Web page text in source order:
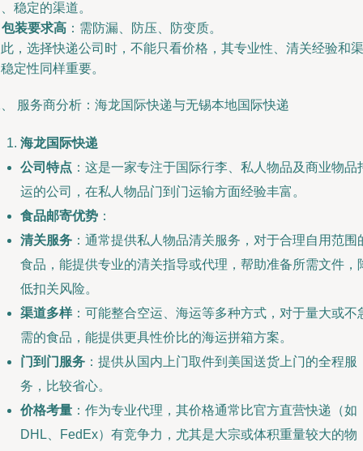
稳定的渠道。
包装要求高 ：需防漏、防压、防变质。
，选择快递公司时，不能只看价格，其专业性、清关经验和渠
定性同样重要。
服务商分析：海龙国际快递与无锡本地国际快递
海龙国际快递
公司特点 ：这是一家专注于国际行李、私人物品及商业物品
运的公司，在私人物品门到门运输方面经验丰富。
食品邮寄优势 ：
清关服务 ：通常提供私人物品清关服务，对于合理自用范围
食品，能提供专业的清关指导或代理，帮助准备所需文件，
低扣关风险。
渠道多样：可能整合空运、海运等多种方式，对于量大或不
需的食品，能提供更具性价比的海运拼箱方案。
门到门服务 ：提供从国内上门取件到美国送货上门的全程服
务，比较省心。
价格考量 ：作为专业代理，其价格通常比官方直营快递（如
DHL、FedEx）有竞争力，尤其是大宗或体积重量较大的物